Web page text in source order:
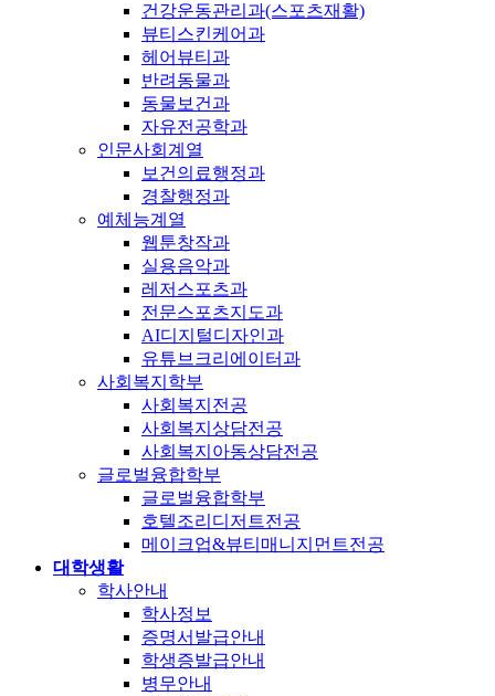
건강운동관리과(스포츠재활)
뷰티스킨케어과
헤어뷰티과
반려동물과
동물보건과
자유전공학과
인문사회계열
보건의료행정과
경찰행정과
예체능계열
웹툰창작과
실용음악과
레저스포츠과
전문스포츠지도과
AI디지털디자인과
유튜브크리에이터과
사회복지학부
사회복지전공
사회복지상담전공
사회복지아동상담전공
글로벌융합학부
글로벌융합학부
호텔조리디저트전공
메이크업&뷰티매니지먼트전공
대학생활
학사안내
학사정보
증명서발급안내
학생증발급안내
병무안내